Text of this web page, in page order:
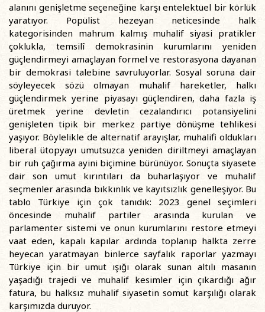
alanını genişletme seçeneğine karşı entelektüel bir körlük
yaratıyor. Popülist hezeyan neticesinde halk
kategorisinden mahrum kalmış muhalif siyasi pratikler
çoklukla, temsilî demokrasinin kurumlarını yeniden
güçlendirmeyi amaçlayan formel ve restorasyona dayanan
bir demokrasi talebine savruluyorlar. Sosyal soruna dair
söyleyecek sözü olmayan muhalif hareketler, halkı
güçlendirmek yerine piyasayı güçlendiren, daha fazla iş
üretmek yerine devletin cezalandırıcı potansiyelini
genişleten tipik bir merkez partiye dönüşme tehlikesi
yaşıyor. Böylelikle de alternatif arayışlar, muhalifi oldukları
liberal ütopyayı umutsuzca yeniden diriltmeyi amaçlayan
bir ruh çağırma ayini biçimine bürünüyor. Sonuçta siyasete
dair son umut kırıntıları da buharlaşıyor ve muhalif
seçmenler arasında bıkkınlık ve kayıtsızlık genelleşiyor. Bu
tablo Türkiye için çok tanıdık: 2023 genel seçimleri
öncesinde muhalif partiler arasında kurulan ve
parlamenter sistemi ve onun kurumlarını restore etmeyi
vaat eden, kapalı kapılar ardında toplanıp halkta zerre
heyecan yaratmayan binlerce sayfalık raporlar yazmayı
Türkiye için bir umut ışığı olarak sunan altılı masanın
yaşadığı trajedi ve muhalif kesimler için çıkardığı ağır
fatura, bu halksız muhalif siyasetin somut karşılığı olarak
karşımızda duruyor.